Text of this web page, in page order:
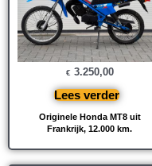
Originele Honda MT8 uit
Frankrijk, 12.000 km.
€ 3.250,00
Lees verder